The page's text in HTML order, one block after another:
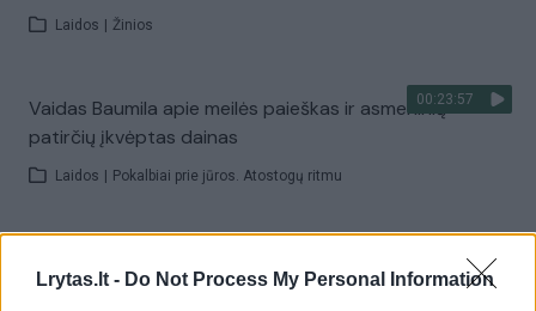
Lrytas.lt - Do Not Process My Personal Information
Laidos Žinios
00:23:57
Vaidas Baumila apie meilės paieškas ir asmeninių
patirčių įkvėptas dainas
Laidos Pokalbiai prie jūros. Atostogų ritmu
pastebėti virš karinės bazės